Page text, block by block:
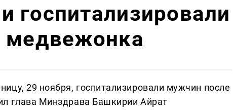
госпитализировали
медвежонка
29 ноября, госпитализировали мужчин после
глава Минздрава Башкирии Айрат